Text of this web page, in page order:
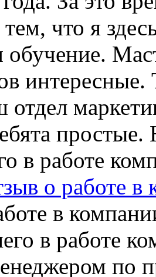
что я
обучение.
интересные.
в работе
о работе в
в
в работе
по